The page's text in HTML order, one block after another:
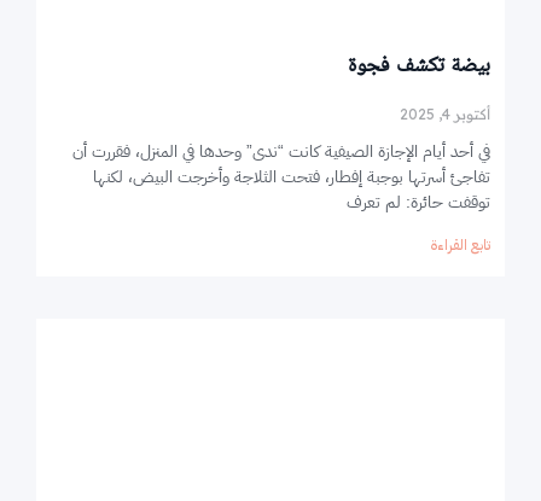
بيضة تكشف فجوة
أكتوبر 4, 2025
في أحد أيام الإجازة الصيفية كانت “ندى” وحدها في المنزل، فقررت أن
تفاجئ أسرتها بوجبة إفطار، فتحت الثلاجة وأخرجت البيض، لكنها
توقفت حائرة: لم تعرف
تابع القراءة